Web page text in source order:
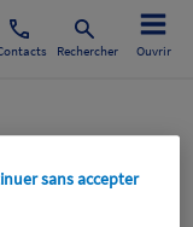
Rechercher Ouvrir
sans accepter